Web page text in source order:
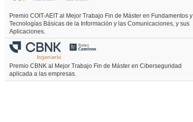
Premio COIT-AEIT al Mejor Trabajo Fin de Máster en Fundamentos y
Tecnologías Básicas de la Información y las Comunicaciones, y sus
Aplicaciones.
Premio CBNK al Mejor Trabajo Fin de Máster en Ciberseguridad
aplicada a las empresas.